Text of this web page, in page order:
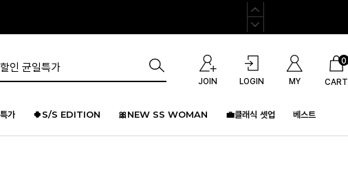
JOIN LOGIN MY CART
0
가 🍀S/S EDITION 🎀NEW SS WOMAN 💼클래식 셋업 베스트